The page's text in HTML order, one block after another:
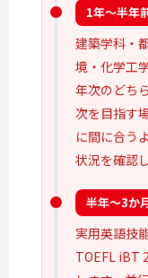
1年〜半年
建築学科・
境・化学工
年次のどち
次を目指す
に間に合う
状況を確認
半年〜3か
実用英語技
TOEFL iBT